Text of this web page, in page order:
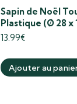
Sapin de Noël
Plastique (Ø 28 x
13.99€
Ajouter au